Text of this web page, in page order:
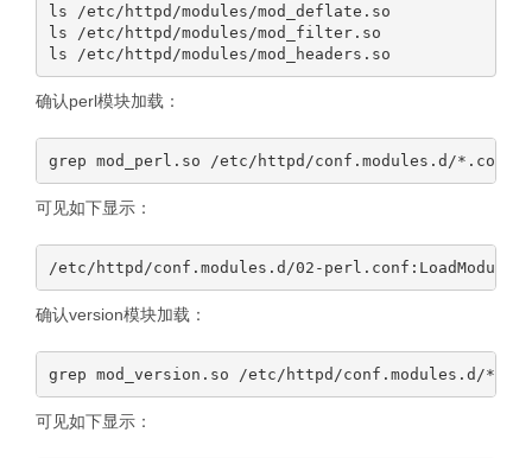
ls /etc/httpd/modules/mod_deflate.so
ls /etc/httpd/modules/mod_filter.so
确认perl模块加载：
可见如下显示：
确认version模块加载：
可见如下显示：